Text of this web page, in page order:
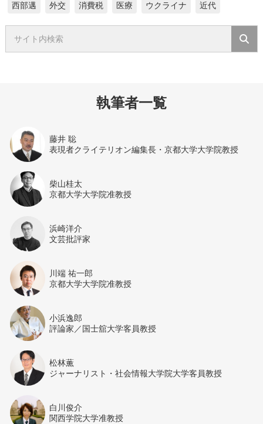
西部邁 外交 消費税 医療 ウクライナ 近代
執筆者一覧
藤井 聡
表現者クライテリオン編集長・京都大学大学院教授
柴山桂太
京都大学大学院准教授
浜崎洋介
文芸批評家
川端 祐一郎
京都大学大学院准教授
小浜逸郎
評論家／国士舘大学客員教授
松林薫
ジャーナリスト・社会情報大学院大学客員教授
白川俊介
関西学院大学准教授